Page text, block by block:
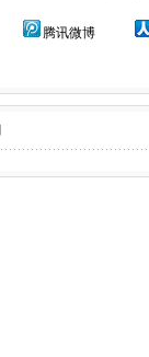
腾讯微博